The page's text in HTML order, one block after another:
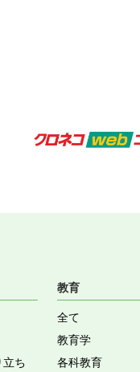
ち
教育
全て
教育学
各科教育